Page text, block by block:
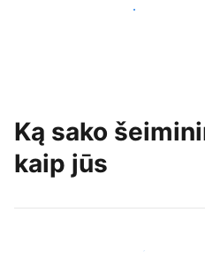
Pritraukti naujų svečių
Ką sako
kaip jūs
Prisijungti prie panašių